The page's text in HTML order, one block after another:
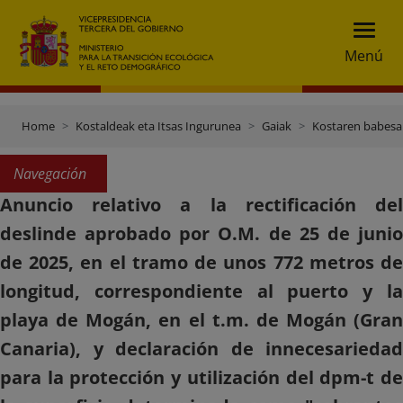
Menú
Home Kostaldeak eta Itsas Ingurunea Gaiak Kostaren babesa
Navegación
Anuncio relativo a la rectificación del
deslinde aprobado por O.M. de 25 de junio
de 2025, en el tramo de unos 772 metros de
longitud, correspondiente al puerto y la
playa de Mogán, en el t.m. de Mogán (Gran
Canaria), y declaración de innecesariedad
para la protección y utilización del dpm-t de